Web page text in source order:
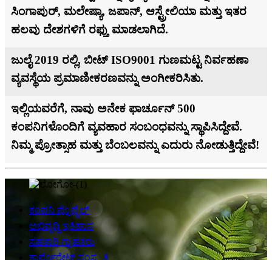
ಸಿಂಗಾಪುರ್, ಮಲೇಷ್ಯಾ, ಜಪಾನ್, ಆಸ್ಟ್ರೇಲಿಯಾ ಮತ್ತು ಇತರ
ಹಲವು ದೇಶಗಳಿಗೆ ರಫ್ತು ಮಾಡಲಾಗಿದೆ.
ಜುಲೈ 2019 ರಲ್ಲಿ, ಬೀಟ್ ISO9001 ಗುಣಮಟ್ಟ ನಿರ್ವಹಣಾ
ವ್ಯವಸ್ಥೆಯ ಪ್ರಮಾಣೀಕರಣವನ್ನು ಅಂಗೀಕರಿಸಿತು.
ಇಲ್ಲಿಯವರೆಗೆ, ನಾವು ಅನೇಕ ಫಾರ್ಚೂನ್ 500
ಕಂಪನಿಗಳೊಂದಿಗೆ ವ್ಯವಹಾರ ಸಂಬಂಧವನ್ನು ಸ್ಥಾಪಿಸಿದ್ದೇವೆ.
ನಿಮ್ಮ ಪ್ರೋತ್ಸಾಹ ಮತ್ತು ಬೆಂಬಲವನ್ನು ಎದುರು ನೋಡುತ್ತಿದ್ದೇವೆ!
ಕಂಪನಿ ಪ್ರೊಫೈಲ್
ಅಭಿವೃದ್ಧಿ ಇತಿಹಾಸ
ಸಹಕಾರಿ ಗ್ರಾಹಕರು
ಕಾರ್ಪೊರೇಟ್ ಸಂಸ್ಕೃತಿ